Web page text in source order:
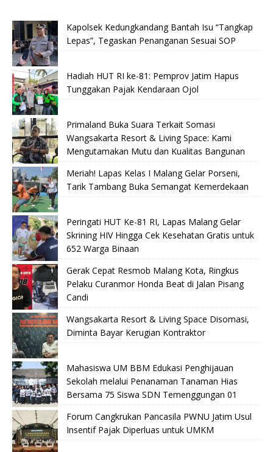
Kapolsek Kedungkandang Bantah Isu “Tangkap
Lepas”, Tegaskan Penanganan Sesuai SOP
Hadiah HUT RI ke-81: Pemprov Jatim Hapus
Tunggakan Pajak Kendaraan Ojol
Primaland Buka Suara Terkait Somasi
Wangsakarta Resort & Living Space: Kami
Mengutamakan Mutu dan Kualitas Bangunan
Meriah! Lapas Kelas I Malang Gelar Porseni,
Tarik Tambang Buka Semangat Kemerdekaan
Peringati HUT Ke-81 RI, Lapas Malang Gelar
Skrining HIV Hingga Cek Kesehatan Gratis untuk
652 Warga Binaan
Gerak Cepat Resmob Malang Kota, Ringkus
Pelaku Curanmor Honda Beat di Jalan Pisang
Candi
Wangsakarta Resort & Living Space Disomasi,
Diminta Bayar Kerugian Kontraktor
Mahasiswa UM BBM Edukasi Penghijauan
Sekolah melalui Penanaman Tanaman Hias
Bersama 75 Siswa SDN Temenggungan 01
Forum Cangkrukan Pancasila PWNU Jatim Usul
Insentif Pajak Diperluas untuk UMKM